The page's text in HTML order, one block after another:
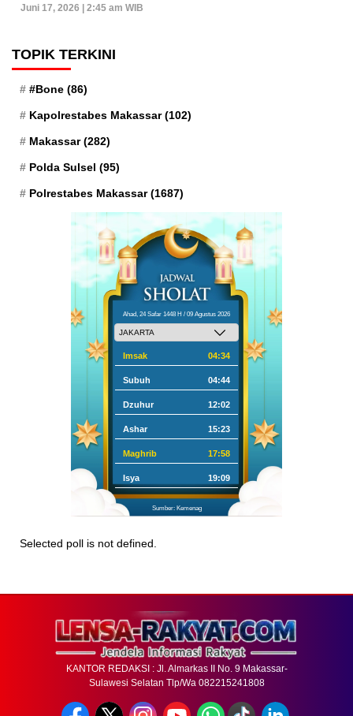
Juni 17, 2026 | 2:45 am WIB
TOPIK TERKINI
#Bone (86)
Kapolrestabes Makassar(102)
Makassar(282)
Polda Sulsel (95)
Polrestabes Makassar(1687)
Ahad, 24 Safar 1448 H / 09 Agustus 2026
Imsak 04:34
Subuh 04:44
Dzuhur 12:02
Ashar 15:23
Maghrib 17:58
Isya 19:09
Sumber: Kemenag
Selected poll is not defined.
KANTOR REDAKSI : Jl. Almarkas II No. 9 Makassar-
Sulawesi Selatan Tlp/Wa 082215241808